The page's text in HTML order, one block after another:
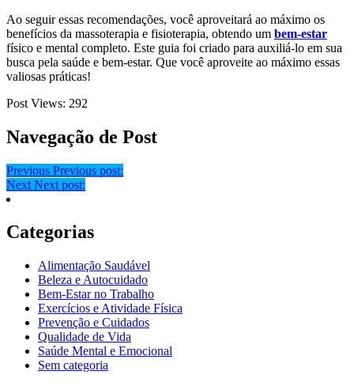
Ao seguir essas recomendações, você aproveitará ao máximo os
benefícios da massoterapia e fisioterapia, obtendo um bem-estar
físico e mental completo. Este guia foi criado para auxiliá-lo em sua
busca pela saúde e bem-estar. Que você aproveite ao máximo essas
valiosas práticas!
Post Views: 292
Navegação de Post
Previous Previous post:
Next Next post:
Categorias
Alimentação Saudável
Beleza e Autocuidado
Bem-Estar no Trabalho
Exercícios e Atividade Física
Prevenção e Cuidados
Qualidade de Vida
Saúde Mental e Emocional
Sem categoria